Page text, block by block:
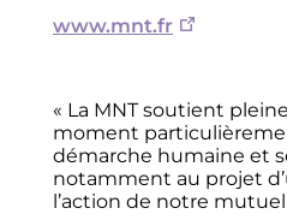
www.mnt.fr
« La MNT soutient
moment
démarche humaine et
notamment au projet
l’action de notre